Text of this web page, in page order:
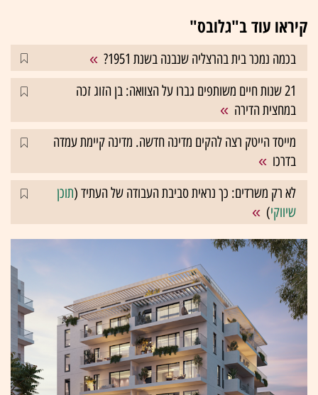
קיראו עוד ב"גלובס"
בכמה נמכר בית בהרצליה שנבנה בשנת 1951?
21 שנות חיים משותפים גברו על הצוואה: בן הזוג זכה
במחצית הדירה
מייסד הייטק רצה להקים מדינה חדשה. מדינה קיימת עמדה
בדרכו
לא רק משרדים: כך נראית סביבת העבודה של העתיד (תוכן
שיווקי)